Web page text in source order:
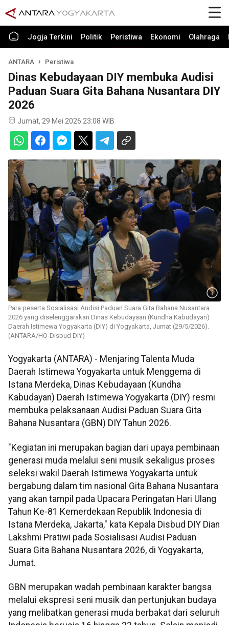
Jogja Terkini Politik Peristiwa Ekonomi Olahraga
ANTARA Peristiwa
Dinas Kebudayaan DIY membuka Audisi
Paduan Suara Gita Bahana Nusantara DIY
2026
Jumat, 29 Mei 2026 23:08 WIB
Para peserta Sosialisasi Audisi Paduan Suara Gita Bahana Nusantara
2026 yang diselenggarakan Dinas Kebudayaan (Kundha Kabudayan)
Daerah Istimewa Yogyakarta (DIY) di Yogyakarta, Jumat (29/5/2026).
(ANTARA/HO-Disbud DIY)
Yogyakarta (ANTARA) - Menjaring Talenta Muda
Daerah Istimewa Yogyakarta untuk Menggema di
Istana Merdeka, Dinas Kebudayaan (Kundha
Kabudayan) Daerah Istimewa Yogyakarta (DIY) resmi
membuka pelaksanaan Audisi Paduan Suara Gita
Bahana Nusantara (GBN) DIY Tahun 2026.
"Kegiatan ini merupakan bagian dari upaya pembinaan
generasi muda melalui seni musik sekaligus proses
seleksi wakil Daerah Istimewa Yogyakarta untuk
bergabung dalam tim nasional Gita Bahana Nusantara
yang akan tampil pada Upacara Peringatan Hari Ulang
Tahun Ke-81 Kemerdekaan Republik Indonesia di
Istana Merdeka, Jakarta," kata Kepala Disbud DIY Dian
Lakshmi Pratiwi pada Sosialisasi Audisi Paduan
Suara Gita Bahana Nusantara 2026, di Yogyakarta,
Jumat.
GBN merupakan wadah pembinaan karakter bangsa
melalui ekspresi seni musik dan pertunjukan budaya
yang melibatkan generasi muda berbakat dari seluruh